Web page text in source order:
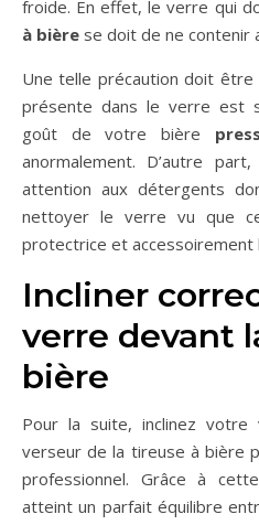
froide. En effet, le verre qui
à bière se doit de ne contenir
Une telle précaution doit
présente dans le verre est
goût de votre bière
anormalement. D’autre
attention aux détergents
nettoyer le verre vu que
protectrice et accessoirement
Incliner
verre devant
bière
Pour la suite, inclinez
verseur de la tireuse à bière
professionnel. Grâce à
atteint un parfait équilibre